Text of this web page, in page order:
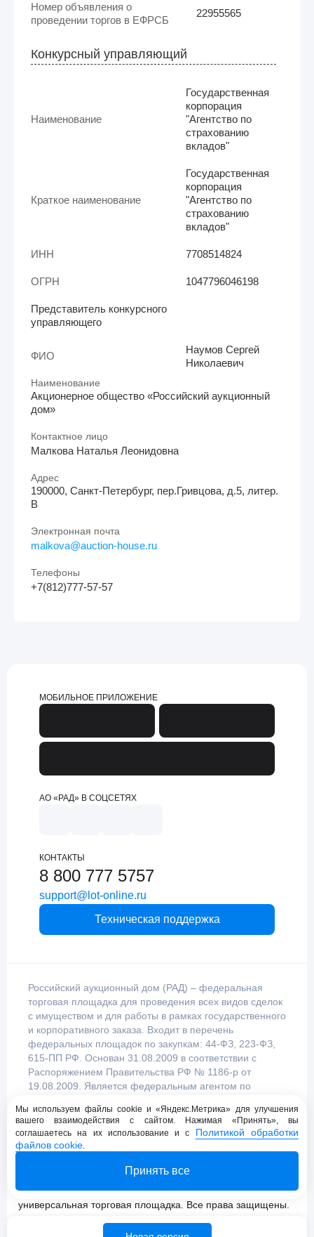
Номер объявления о
проведении торгов в ЕФРСБ
22955565
Конкурсный управляющий
Наименование
Государственная
корпорация
"Агентство по
страхованию
вкладов"
Краткое наименование
Государственная
корпорация
"Агентство по
страхованию
вкладов"
ИНН 7708514824
ОГРН 1047796046198
Представитель конкурсного
управляющего
ФИО
Наумов Сергей
Николаевич
Наименование
Акционерное общество «Российский аукционный
дом»
Контактное лицо
Малкова Наталья Леонидовна
Адрес
190000, Санкт-Петербург, пер.Гривцова, д.5, литер.
В
Электронная почта
malkova@auction-house.ru
Телефоны
+7(812)777-57-57
МОБИЛЬНОЕ ПРИЛОЖЕНИЕ
АО «РАД» В СОЦСЕТЯХ
КОНТАКТЫ
8 800 777 5757
support@lot-online.ru
Техническая поддержка
Российский аукционный дом (РАД) – федеральная
торговая площадка для проведения всех видов сделок
с имуществом и для работы в рамках государственного
и корпоративного заказа. Входит в перечень
федеральных площадок по закупкам: 44-ФЗ, 223-ФЗ,
615-ПП РФ. Основан 31.08.2009 в соответствии с
Распоряжением Правительства РФ № 1186-р от
19.08.2009. Является федеральным агентом по
Правительством Российской Федерации.
Политика конфиденциальности
© 2009 - 2026 АО «Российский аукционный дом»
универсальная торговая площадка. Все права защищены.
Мы используем файлы cookie и «Яндекс.Метрика» для улучшения
вашего взаимодействия с сайтом. Нажимая «Принять», вы
соглашаетесь на их использование и с Политикой обработки
файлов cookie.
Принять все